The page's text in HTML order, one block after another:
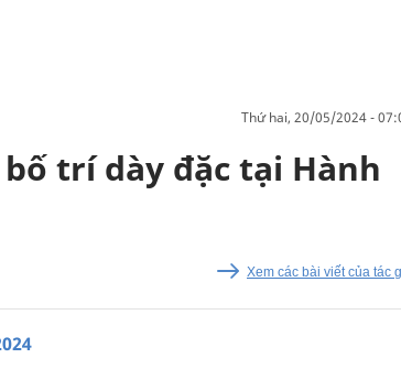
thứ hai, 20/05/2024 -
trí dày đặc tại Hành
Xem các bài viết của tác